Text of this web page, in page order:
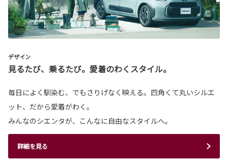
デザイン
見るたび、乗るたび。愛着のわくスタイル。
毎日によく馴染む、でもさりげなく映える。四角くて丸いシルエ
ット、だから愛着がわく。
みんなのシエンタが、こんなに自由なスタイルへ。
詳細を見る